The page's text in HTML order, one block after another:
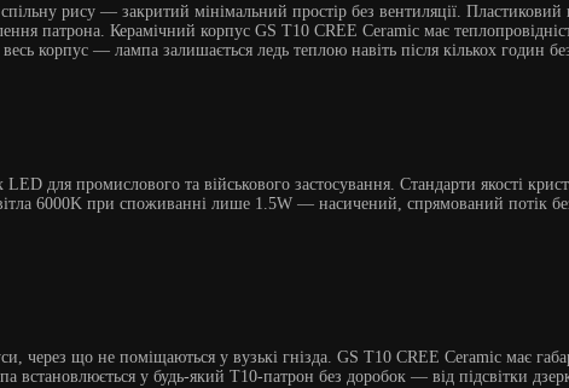
рису — закритий мінімальний простір без вентиляції.
патрона. Керамічний корпус GS T10 CREE Ceramic має
корпус — лампа залишається ледь теплою навіть після кількох годин
для промислового та військового застосування. Стандарти якості
6000K при споживанні лише 1.5W — насичений, спрямований потік
через що не поміщаються у вузькі гнізда. GS T10 CREE Ceramic має
у будь-який T10-патрон без доробок — від підсвітки